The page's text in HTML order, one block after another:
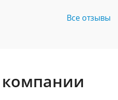
Все отзывы